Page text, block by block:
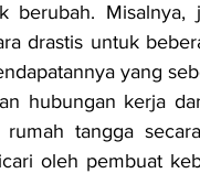
berubah. Misalnya,
drastis untuk
yang
hubungan kerja
tangga
oleh pembuat